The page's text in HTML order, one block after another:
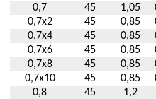
0,7
45 1,05
0,7x2
45 0,85
0,7x4
45 0,85
0,7x6
45 0,85
0,7x8
45 0,85
0,7x10
45 0,85
0,8
45
1,2